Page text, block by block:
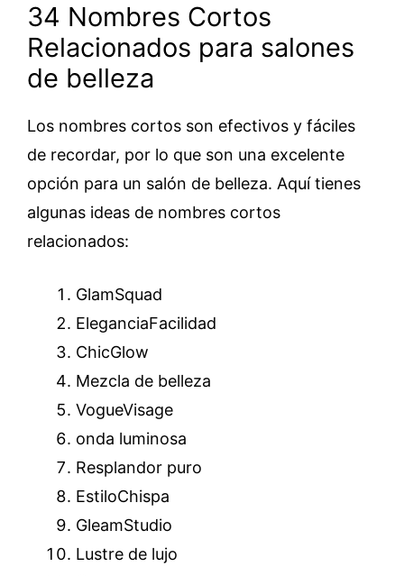
34 Nombres Cortos
Relacionados para salones
de belleza
Los nombres cortos son efectivos y fáciles
de recordar, por lo que son una excelente
opción para un salón de belleza. Aquí tienes
algunas ideas de nombres cortos
relacionados:
GlamSquad
EleganciaFacilidad
ChicGlow
Mezcla de belleza
VogueVisage
onda luminosa
Resplandor puro
EstiloChispa
GleamStudio
Lustre de lujo